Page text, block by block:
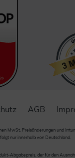
AGB
MwSt. Preisänderungen und
nur innerhalb von Deutschland.
Abgabepreis, der für den